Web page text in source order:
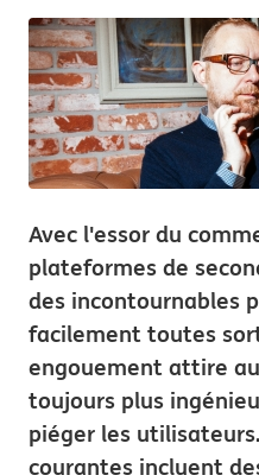
Avec l'essor du
plateformes de
des incontournables
facilement toutes
engouement attire
toujours plus
piéger les
courantes incluent